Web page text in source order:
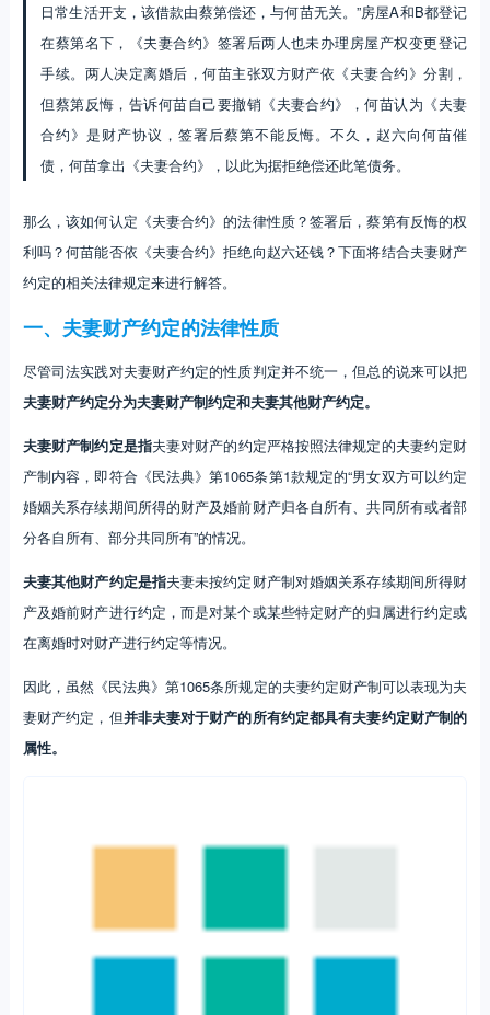
日常生活开支，该借款由蔡第偿还，与何苗无关。”房屋A和B都登记
在蔡第名下，《夫妻合约》签署后两人也未办理房屋产权变更登记
手续。两人决定离婚后，何苗主张双方财产依《夫妻合约》分割，
但蔡第反悔，告诉何苗自己要撤销《夫妻合约》，何苗认为《夫妻
合约》是财产协议，签署后蔡第不能反悔。不久，赵六向何苗催
债，何苗拿出《夫妻合约》，以此为据拒绝偿还此笔债务。
那么，该如何认定《夫妻合约》的法律性质？签署后，蔡第有反悔的权
利吗？何苗能否依《夫妻合约》拒绝向赵六还钱？下面将结合夫妻财产
约定的相关法律规定来进行解答。
一、夫妻财产约定的法律性质
尽管司法实践对夫妻财产约定的性质判定并不统一，但总的说来可以把
夫妻财产约定分为夫妻财产制约定和夫妻其他财产约定。
夫妻财产制约定是指夫妻对财产的约定严格按照法律规定的夫妻约定财
产制内容，即符合《民法典》第1065条第1款规定的“男女双方可以约定
婚姻关系存续期间所得的财产及婚前财产归各自所有、共同所有或者部
分各自所有、部分共同所有”的情况。
夫妻其他财产约定是指夫妻未按约定财产制对婚姻关系存续期间所得财
产及婚前财产进行约定，而是对某个或某些特定财产的归属进行约定或
在离婚时对财产进行约定等情况。
因此，虽然《民法典》第1065条所规定的夫妻约定财产制可以表现为夫
妻财产约定，但并非夫妻对于财产的所有约定都具有夫妻约定财产制的
属性。